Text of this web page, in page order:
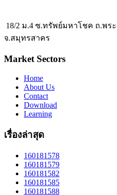
18/2 ม.4 ซ.ทรัพย์มหาโชค ถ.พร
จ.สมุทรสาคร
Market Sectors
Home
About Us
Contact
Download
Learning
เรื่องล่าสุด
160181578
160181579
160181582
160181585
160181588